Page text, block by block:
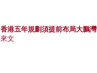
香港五年規劃須提前布局大鵬灣
來文